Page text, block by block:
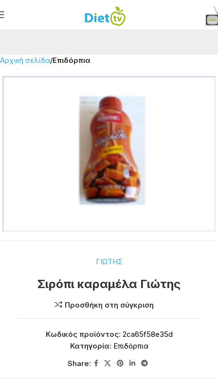
Αρχική σελίδα Επιδόρπια
ΓΙΩΤΗΣ
Σιρόπι καραμέλα Γιώτης
Προσθήκη στη σύγκριση
Κωδικός προϊόντος: 2ca65f58e35d
Κατηγορία: Επιδόρπια
Share: